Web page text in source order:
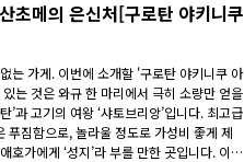
초메의 은신처[구로탄 야키니쿠
는 가게. 이번에 소개할 '구로탄 야키니쿠 아
는 것은 와규 한 마리에서 극히 소량만 얻을
’과 고기의 여왕 ‘샤토브리앙’입니다. 최고급
푸짐함으로, 놀라울 정도로 가성비 좋게 제
호가에게 ‘성지’라 부를 만한 곳입니다. 이번